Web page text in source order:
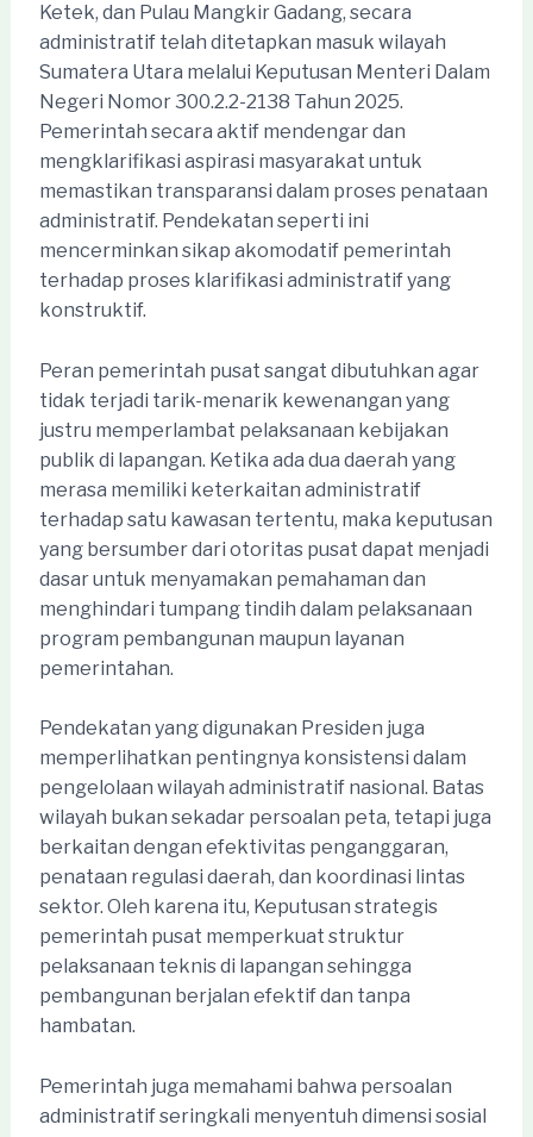
Ketek, dan Pulau Mangkir Gadang, secara
administratif telah ditetapkan masuk wilayah
Sumatera Utara melalui Keputusan Menteri Dalam
Negeri Nomor 300.2.2-2138 Tahun 2025.
Pemerintah secara aktif mendengar dan
mengklarifikasi aspirasi masyarakat untuk
memastikan transparansi dalam proses penataan
administratif. Pendekatan seperti ini
mencerminkan sikap akomodatif pemerintah
terhadap proses klarifikasi administratif yang
konstruktif.
Peran pemerintah pusat sangat dibutuhkan agar
tidak terjadi tarik-menarik kewenangan yang
justru memperlambat pelaksanaan kebijakan
publik di lapangan. Ketika ada dua daerah yang
merasa memiliki keterkaitan administratif
terhadap satu kawasan tertentu, maka keputusan
yang bersumber dari otoritas pusat dapat menjadi
dasar untuk menyamakan pemahaman dan
menghindari tumpang tindih dalam pelaksanaan
program pembangunan maupun layanan
pemerintahan.
Pendekatan yang digunakan Presiden juga
memperlihatkan pentingnya konsistensi dalam
pengelolaan wilayah administratif nasional. Batas
wilayah bukan sekadar persoalan peta, tetapi juga
berkaitan dengan efektivitas penganggaran,
penataan regulasi daerah, dan koordinasi lintas
sektor. Oleh karena itu, Keputusan strategis
pemerintah pusat memperkuat struktur
pelaksanaan teknis di lapangan sehingga
pembangunan berjalan efektif dan tanpa
hambatan.
Pemerintah juga memahami bahwa persoalan
administratif seringkali menyentuh dimensi sosial